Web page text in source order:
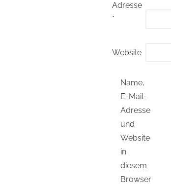
Adresse
*
Website
Name,
E-Mail-
Adresse
und
Website
in
diesem
Browser